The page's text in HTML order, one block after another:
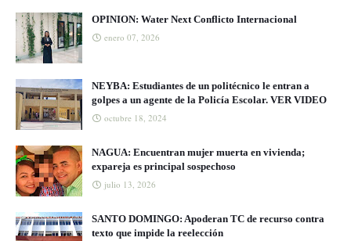
OPINION: Water Next Conflicto Internacional
enero 07, 2026
NEYBA: Estudiantes de un politécnico le entran a
golpes a un agente de la Policía Escolar. VER VIDEO
octubre 18, 2024
NAGUA: Encuentran mujer muerta en vivienda;
expareja es principal sospechoso
julio 13, 2026
SANTO DOMINGO: Apoderan TC de recurso contra
texto que impide la reelección